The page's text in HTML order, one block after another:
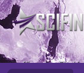
...für guten Ekel